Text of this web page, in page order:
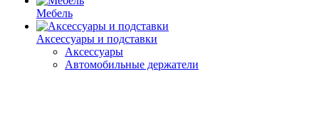
Мебель
Аксессуары и подставки
Аксессуары
Автомобильные держатели